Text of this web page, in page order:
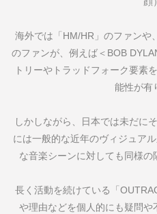
海外では「 HM/HR 」のファンや
のファンが、例えば＜ BOB
トリーやトラッドフォーク要素
能性が有
しかしながら、日本では未だに
には一般的な近年のヴィジュア
な音楽シーンに対しても同様の
長く活動を続けている「
や理由などを個人的にも疑問や